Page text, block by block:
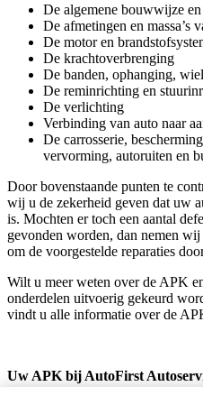
De algemene bouwwijze
De afmetingen en massa’s
De motor en
De krachtoverbrenging
De banden, ophanging,
De reminrichting en
De verlichting
Verbinding van auto naar
De carrosserie,
vervorming, autoruiten en
Door bovenstaande punten te
wij u de zekerheid geven dat uw
is. Mochten er toch een aantal
gevonden worden, dan nemen
om de voorgestelde reparaties
Wilt u meer weten over de APK
onderdelen uitvoerig gekeurd
vindt u alle informatie over de
Uw APK bij AutoFirst